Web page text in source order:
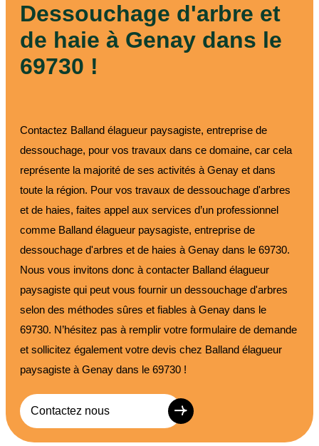
Dessouchage d'arbre et
de haie à Genay dans le
69730 !
Contactez Balland élagueur paysagiste, entreprise de
dessouchage, pour vos travaux dans ce domaine, car cela
représente la majorité de ses activités à Genay et dans
toute la région. Pour vos travaux de dessouchage d'arbres
et de haies, faites appel aux services d’un professionnel
comme Balland élagueur paysagiste, entreprise de
dessouchage d'arbres et de haies à Genay dans le 69730.
Nous vous invitons donc à contacter Balland élagueur
paysagiste qui peut vous fournir un dessouchage d'arbres
selon des méthodes sûres et fiables à Genay dans le
69730. N’hésitez pas à remplir votre formulaire de demande
et sollicitez également votre devis chez Balland élagueur
paysagiste à Genay dans le 69730 !
Contactez nous